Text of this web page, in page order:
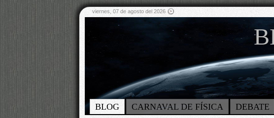
viernes, 07 de agosto del 2026
BLOG CARNAVAL DE FÍSICA DEBATE